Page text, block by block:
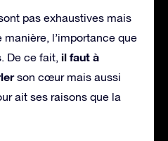
pas exhaustives mais
manière, l’importance que
De ce fait, il faut à
son cœur mais aussi
ait ses raisons que la